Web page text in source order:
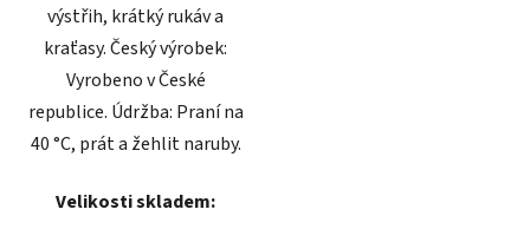
výstřih, krátký rukáv a
kraťasy. Český výrobek:
Vyrobeno v České
republice. Údržba: Praní na
40 °C, prát a žehlit naruby.
Velikosti skladem: